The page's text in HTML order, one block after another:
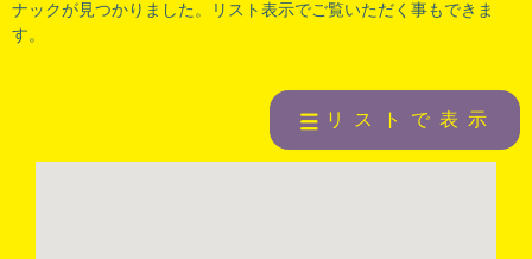
ナックが見つかりました。リスト表示でご覧いただく事もできま
す。
リストで表示